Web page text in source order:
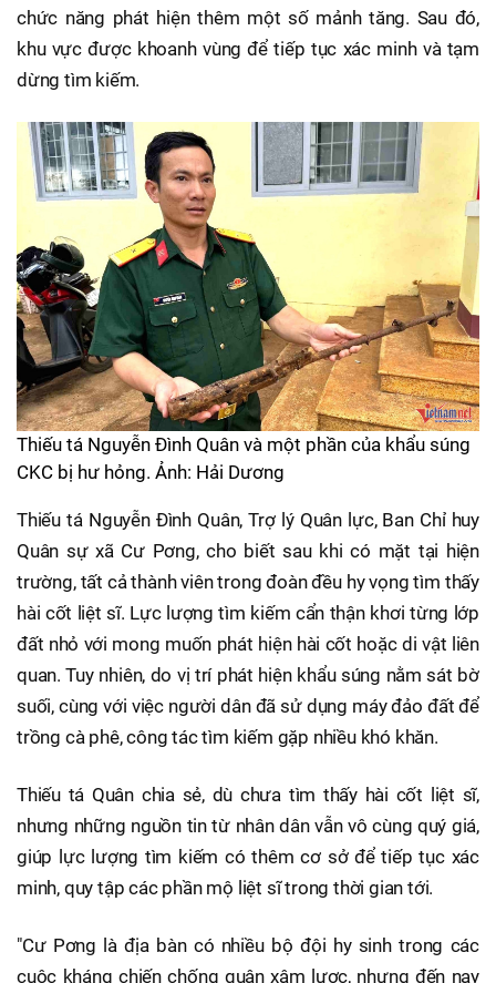
chức năng phát hiện thêm một số mảnh tăng. Sau đó,
khu vực được khoanh vùng để tiếp tục xác minh và tạm
dừng tìm kiếm.
Thiếu tá Nguyễn Đình Quân và một phần của khẩu súng
CKC bị hư hỏng. Ảnh: Hải Dương
Thiếu tá Nguyễn Đình Quân, Trợ lý Quân lực, Ban Chỉ huy
Quân sự xã Cư Pơng, cho biết sau khi có mặt tại hiện
trường, tất cả thành viên trong đoàn đều hy vọng tìm thấy
hài cốt liệt sĩ. Lực lượng tìm kiếm cẩn thận khơi từng lớp
đất nhỏ với mong muốn phát hiện hài cốt hoặc di vật liên
quan. Tuy nhiên, do vị trí phát hiện khẩu súng nằm sát bờ
suối, cùng với việc người dân đã sử dụng máy đảo đất để
trồng cà phê, công tác tìm kiếm gặp nhiều khó khăn.
Thiếu tá Quân chia sẻ, dù chưa tìm thấy hài cốt liệt sĩ,
nhưng những nguồn tin từ nhân dân vẫn vô cùng quý giá,
giúp lực lượng tìm kiếm có thêm cơ sở để tiếp tục xác
minh, quy tập các phần mộ liệt sĩ trong thời gian tới.
"Cư Pơng là địa bàn có nhiều bộ đội hy sinh trong các
cuộc kháng chiến chống quân xâm lược, nhưng đến nay